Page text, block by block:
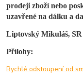
prodeji zboží nebo
uzavřené na dálku a
Liptovský Mikuláš, SR
Přílohy:
Rychlé odstoupení od